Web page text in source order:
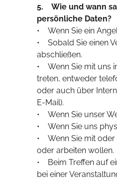
5. Wie und wann
persönliche Daten?
• Wenn Sie ein
• Sobald Sie einen
abschließen.
• Wenn Sie mit uns
treten, entweder
oder auch über
E-Mail).
• Wenn Sie unser
• Wenn Sie uns
• Wenn Sie mit oder
oder arbeiten wollen.
• Beim Treffen auf
bei einer